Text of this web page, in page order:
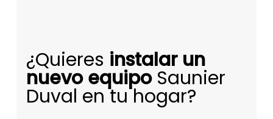
¿Quieres instalar un
nuevo equipoSaunier
Duval en tu hogar?